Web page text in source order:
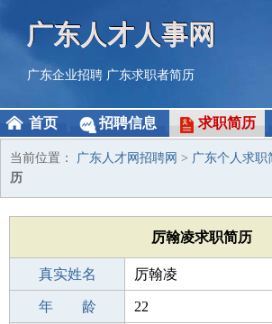
广东人才人事网
广东企业招聘 广东求职者简历
首页 招聘信息 求职简历
当前位置： 广东人才网招聘网 > 广东个人求职
历
厉翰凌求职简历
真实姓名 厉翰凌
性 别 男
年 龄 22